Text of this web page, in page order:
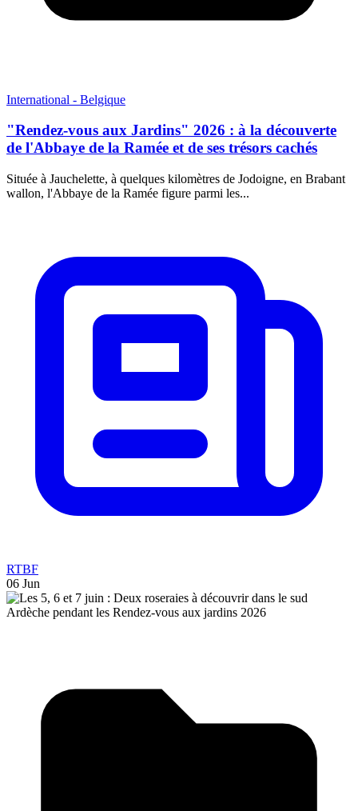
International - Belgique
"Rendez-vous aux Jardins" 2026 : à la découverte
de l'Abbaye de la Ramée et de ses trésors cachés
Située à Jauchelette, à quelques kilomètres de Jodoigne, en Brabant
wallon, l'Abbaye de la Ramée figure parmi les...
RTBF
06 Jun